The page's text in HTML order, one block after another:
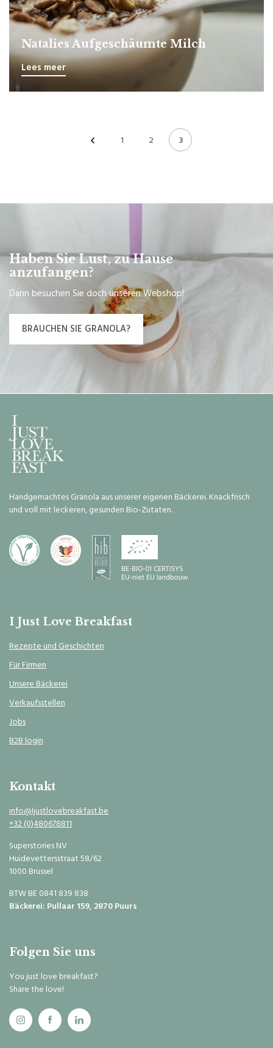
Natalies Aufgeschäumte Milch
Lees meer
1 2 3
Haben Sie Lust, zu Hause
anzufangen?
Dann besuchen Sie doch unseren Webshop!
BRAUCHEN SIE GRANOLA?
Handgemachtes Granola aus unserer eigenen Bäckerei. Knackfrisch
und voll mit leckeren, gesunden Bio-Zutaten.
I Just Love Breakfast
Rezepte und Geschichten
Für Firmen
Unsere Bäckerei
Verkaufsstellen
Jobs
B2B login
Kontakt
info@Ijustlovebreakfast.be
+32 (0)480678811
Superstories NV
Huidevettersstraat 58/62
1000 Brussel
BTW BE 0841 839 838
Bäckerei: Pullaar 159, 2870 Puurs
Folgen Sie uns
You just love breakfast?
Share the love!